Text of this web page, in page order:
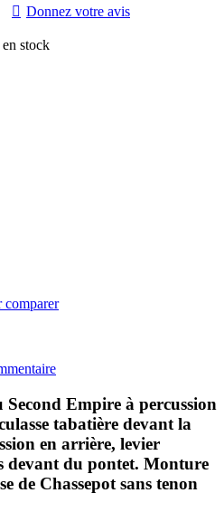
Donnez votre avis
stock
comparer
Empire à percussion
tabatière devant la
en arrière, levier
devant du pontet. Monture
de Chassepot sans tenon